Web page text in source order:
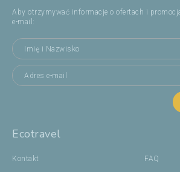
Aby otrzymywać informacje o ofertach i
e-mail:
Ecotravel
Kontakt FAQ